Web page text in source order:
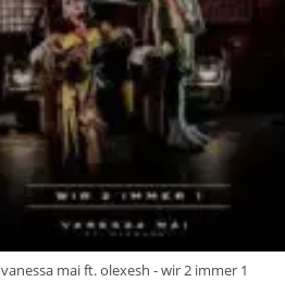
vanessa mai ft. olexesh - wir 2 immer 1